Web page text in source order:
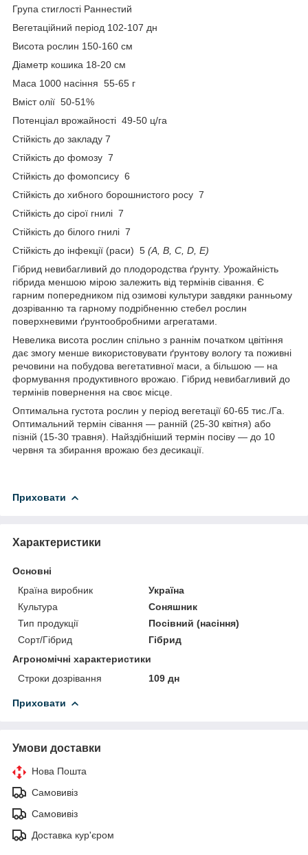
Група стиглості Раннестий
Вегетаційний період 102-107 дн
Висота рослин 150-160 см
Діаметр кошика 18-20 см
Маса 1000 насіння 55-65 г
Вміст олії 50-51%
Потенціал врожайності 49-50 ц/га
Стійкість до закладу 7
Стійкість до фомозу 7
Стійкість до фомопсису 6
Стійкість до хибного борошнистого росу 7
Стійкість до сірої гнилі 7
Стійкість до білого гнилі 7
Стійкість до інфекції (раси) 5 (A, B, C, D, E)
Гібрид невибагливий до плодородства ґрунту. Урожайність
гібрида меншою мірою залежить від термінів сівання. Є
гарним попередником під озимові культури завдяки ранньому
дозріванню та гарному подрібненню стебел рослин
поверхневими ґрунтообробними агрегатами.
Невелика висота рослин спільно з раннім початком цвітіння
дає змогу менше використовувати ґрунтову вологу та поживні
речовини на побудова вегетативної маси, а більшою — на
формування продуктивного врожаю. Гібрид невибагливий до
термінів повернення на своє місце.
Оптимальна густота рослин у період вегетації 60-65 тис./Га.
Оптимальний термін сівання — ранній (25-30 квітня) або
пізній (15-30 травня). Найздібніший термін посіву — до 10
червня та збирання врожаю без десикації.
Приховати
Характеристики
Основні
Країна виробник
Україна
Культура
Соняшник
Тип продукції
Посівний (насіння)
Сорт/Гібрид
Гібрид
Агрономічні характеристики
Строки дозрівання
109 дн
Приховати
Умови доставки
Нова Пошта
Самовивіз
Самовивіз
Доставка кур'єром